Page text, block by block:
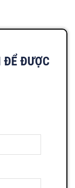
ĐỂ ĐƯỢC